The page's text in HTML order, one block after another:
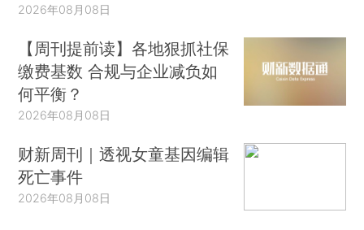
2026年08月08日
【周刊提前读】各地狠抓社保
缴费基数 合规与企业减负如
何平衡？
2026年08月08日
财新周刊｜透视女童基因编辑
死亡事件
2026年08月08日